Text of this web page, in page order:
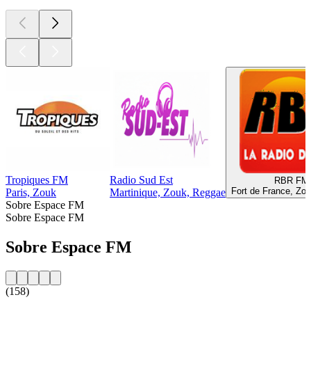
Tropiques FM
Paris, Zouk
Radio Sud Est
Martinique, Zouk, Reggae
RBR FM
Fort de France,
Sobre Espace FM
Sobre Espace FM
Sobre Espace FM
(158)